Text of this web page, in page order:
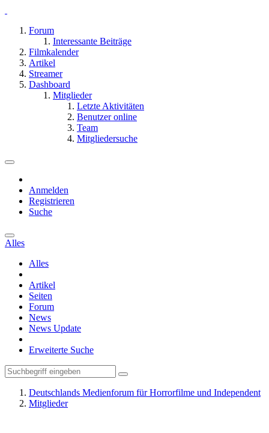
Forum
Interessante Beiträge
Filmkalender
Artikel
Streamer
Dashboard
Mitglieder
Letzte Aktivitäten
Benutzer online
Team
Mitgliedersuche
Anmelden
Registrieren
Suche
Alles
Alles
Artikel
Seiten
Forum
News
News Update
Erweiterte Suche
Deutschlands Medienforum für Horrorfilme und Independent
Mitglieder